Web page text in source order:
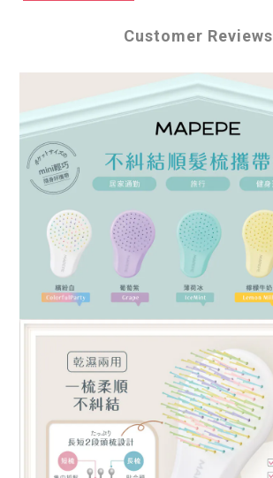
Customer Reviews